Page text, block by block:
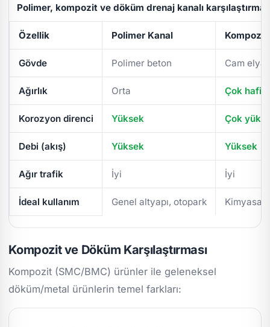
Polimer, kompozit ve döküm drenaj kanalı
Özellik Polimer Kanal Kompozit
Gövde Polimer beton Cam
Ağırlık Orta Çok hafif
Korozyon direnci Yüksek Çok
Debi (akış) Yüksek Yüksek
Ağır trafik İyi İyi
İdeal kullanım Genel altyapı, otopark
Kompozit ve Döküm Karşılaştırması
Kompozit (SMC/BMC) ürünler ile geleneksel
döküm/metal ürünlerin temel farkları: